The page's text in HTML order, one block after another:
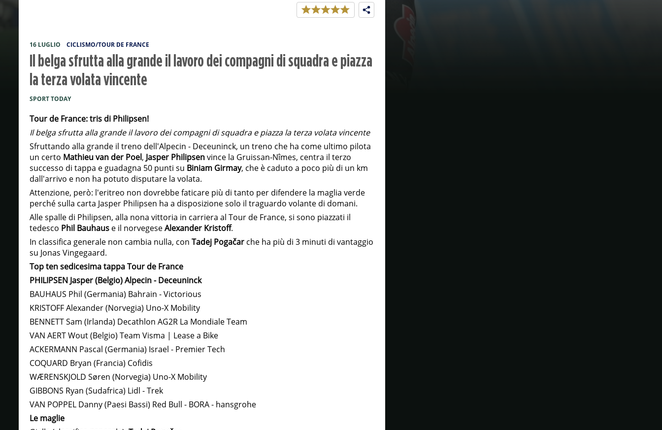
16 LUGLIO CICLISMO/TOUR DE FRANCE
Il belga sfrutta alla grande il lavoro dei compagni di squadra e piazza
la terza volata vincente
SPORT TODAY
Tour de France: tris di Philipsen!
Il belga sfrutta alla grande il lavoro dei compagni di squadra e piazza la terza volata vincente
Sfruttando alla grande il treno dell'Alpecin - Deceuninck, un treno che ha come ultimo pilota
un certo Mathieu van der Poel, Jasper Philipsenvince la Gruissan-Nîmes, centra il terzo
successo di tappa e guadagna 50 punti su Biniam Girmay, che è caduto a poco più di un km
dall'arrivo e non ha potuto disputare la volata.
Attenzione, però: l'eritreo non dovrebbe faticare più di tanto per difendere la maglia verde
perché sulla carta Jasper Philipsen ha a disposizione solo il traguardo volante di domani.
Alle spalle di Philipsen, alla nona vittoria in carriera al Tour de France, si sono piazzati il
tedesco Phil Bauhause il norvegeseAlexander Kristoff.
In classifica generale non cambia nulla, con Tadej Pogačarche ha più di 3 minuti di vantaggio
su Jonas Vingegaard.
Top ten sedicesima tappa Tour de France
PHILIPSEN Jasper (Belgio) Alpecin - Deceuninck
BAUHAUS Phil (Germania) Bahrain - Victorious
KRISTOFF Alexander (Norvegia) Uno-X Mobility
BENNETT Sam (Irlanda) Decathlon AG2R La Mondiale Team
VAN AERT Wout (Belgio) Team Visma | Lease a Bike
ACKERMANN Pascal (Germania) Israel - Premier Tech
COQUARD Bryan (Francia) Cofidis
WÆRENSKJOLD Søren (Norvegia) Uno-X Mobility
GIBBONS Ryan (Sudafrica) Lidl - Trek
VAN POPPEL Danny (Paesi Bassi) Red Bull - BORA - hansgrohe
Le maglie